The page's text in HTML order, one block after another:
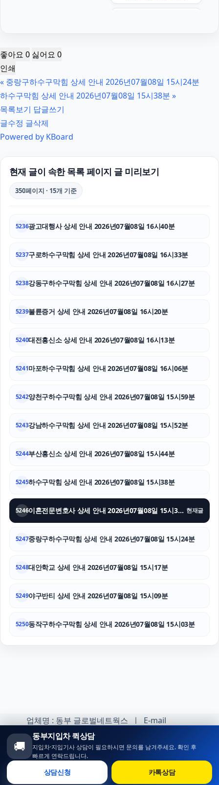
카드현금화
서초마약변호사
의정부변호사
의정부형사변호사
용인흥신소
부천이혼전문변호사
용인형사변호사
좋아요 0 싫어요 0
인쇄
« 중랑구하수구막힘 상세 안내 2026년07월08일 15시24분
하수구막힘 상세 안내 2026년07월08일 15시38분 »
목록보기 답글쓰기
글수정 글삭제
Powered by KBoard
현재 글이 속한 목록 페이지 글 미리보기
350페이지 · 15개 기준
5236광고대행사 상세 안내 2026년07월08일 16시40분
5237구로하수구막힘 상세 안내 2026년07월08일 16시33분
5238강동구하수구막힘 상세 안내 2026년07월08일 16시27분
5239불륜증거 상세 안내 2026년07월08일 16시20분
5240대전흥신소 상세 안내 2026년07월08일 16시13분
5241마포하수구막힘 상세 안내 2026년07월08일 16시06분
5242양천구하수구막힘 상세 안내 2026년07월08일 15시59분
5243강남하수구막힘 상세 안내 2026년07월08일 15시52분
5244부산흥신소 상세 안내 2026년07월08일 15시44분
5245하수구막힘 상세 안내 2026년07월08일 15시38분
5246 이혼전문변호사 상세 안내 2026년07월08일 15시31분 현재글
5247중랑구하수구막힘 상세 안내 2026년07월08일 15시24분
5248대안학교 상세 안내 2026년07월08일 15시17분
5249야구반티 상세 안내 2026년07월08일 15시09분
5250동작구하수구막힘 상세 안내 2026년07월08일 15시03분
업체명 : 동부 글로벌네트웍스 ㅣ E-mail
:minhoh1@naver.com
카카오톡 오픈채팅 :
https://open.kakao.com/o/sqlsXOji
🚚
동부지입차 퀵상담
지입차·지입기사 상담이 필요하시면 문의를 남겨주세요. 확인 후
빠르게 연락드립니다.
상담신청 카톡상담